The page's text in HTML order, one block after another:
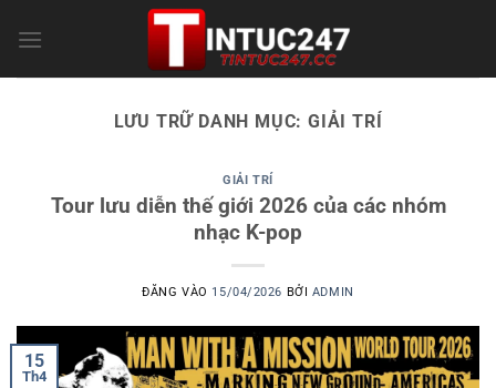
qua
LƯU TRỮ DANH MỤC: GIẢI TRÍ
GIẢI TRÍ
Tour lưu diễn thế giới 2026 của các nhóm
nhạc K-pop
ĐĂNG VÀO 15/04/2026 BỞI ADMIN
15
Th4